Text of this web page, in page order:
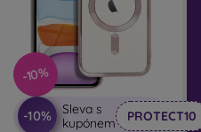
-10%
-10%
Sleva s
kupónem
PROTECT10